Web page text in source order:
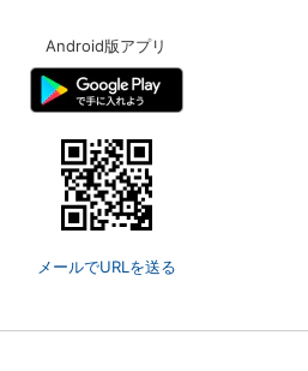
Android版アプリ
メールでURLを送る